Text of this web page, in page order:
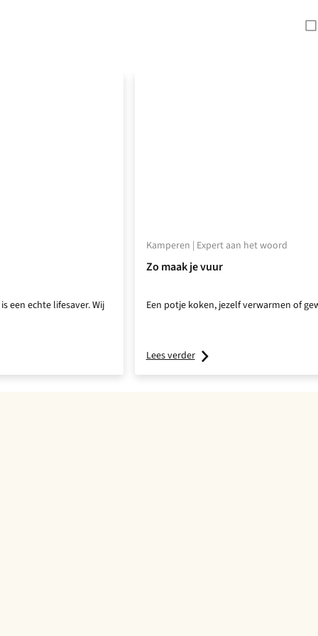
een echte lifesaver. Wij
Kamperen | Expert aan het woord
Zo maak je vuur
Een potje koken, jezelf verwarmen of
Lees verder